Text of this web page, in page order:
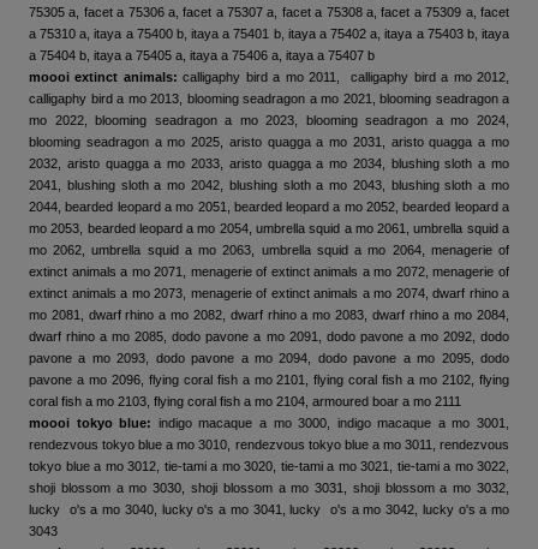
75305 a, facet a 75306 a, facet a 75307 a, facet a 75308 a, facet a 75309 a, facet
a 75310 a, itaya a 75400 b, itaya a 75401 b, itaya a 75402 a, itaya a 75403 b, itaya
a 75404 b, itaya a 75405 a, itaya a 75406 a, itaya a 75407 b
moooi extinct animals: calligaphy bird a mo 2011, calligaphy bird a mo 2012,
calligaphy bird a mo 2013, blooming seadragon a mo 2021, blooming seadragon a
mo 2022, blooming seadragon a mo 2023, blooming seadragon a mo 2024,
blooming seadragon a mo 2025, aristo quagga a mo 2031, aristo quagga a mo
2032, aristo quagga a mo 2033, aristo quagga a mo 2034, blushing sloth a mo
2041, blushing sloth a mo 2042, blushing sloth a mo 2043, blushing sloth a mo
2044, bearded leopard a mo 2051, bearded leopard a mo 2052, bearded leopard a
mo 2053, bearded leopard a mo 2054, umbrella squid a mo 2061, umbrella squid a
mo 2062, umbrella squid a mo 2063, umbrella squid a mo 2064, menagerie of
extinct animals a mo 2071, menagerie of extinct animals a mo 2072, menagerie of
extinct animals a mo 2073, menagerie of extinct animals a mo 2074, dwarf rhino a
mo 2081, dwarf rhino a mo 2082, dwarf rhino a mo 2083, dwarf rhino a mo 2084,
dwarf rhino a mo 2085, dodo pavone a mo 2091, dodo pavone a mo 2092, dodo
pavone a mo 2093, dodo pavone a mo 2094, dodo pavone a mo 2095, dodo
pavone a mo 2096, flying coral fish a mo 2101, flying coral fish a mo 2102, flying
coral fish a mo 2103, flying coral fish a mo 2104, armoured boar a mo 2111
moooi tokyo blue: indigo macaque a mo 3000, indigo macaque a mo 3001,
rendezvous tokyo blue a mo 3010, rendezvous tokyo blue a mo 3011, rendezvous
tokyo blue a mo 3012, tie-tami a mo 3020, tie-tami a mo 3021, tie-tami a mo 3022,
shoji blossom a mo 3030, shoji blossom a mo 3031, shoji blossom a mo 3032,
lucky o's a mo 3040, lucky o's a mo 3041, lucky o's a mo 3042, lucky o's a mo
3043